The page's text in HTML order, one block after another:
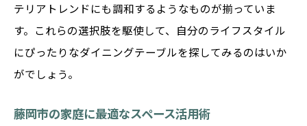
友人や家族を招くパーティーで活躍するテ
ーブル
藤岡市の住まいに馴染むナチュラルデザイ
ン
シンプルな操作でサイズ調整可能なテーブ
テリアトレンドにも調和するようなものが揃っていま
す。これらの選択肢を駆使して、自分のライフスタイル
にぴったりなダイニングテーブルを探してみるのはいか
がでしょう。
藤岡市の家庭に最適なスペース活用術